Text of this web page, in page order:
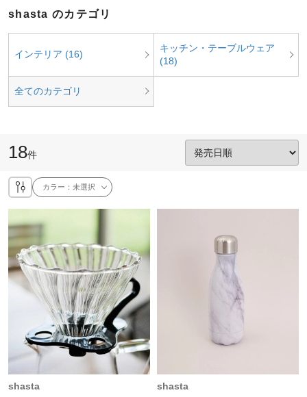
shasta のカテゴリ
インテリア (16)
キッチン・テーブルウェア
(18)
全てのカテゴリ
18件
カラー：未選択
shasta
shasta